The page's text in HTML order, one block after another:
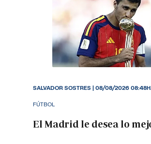
FÚTBOL
El Madrid le desea lo
SALVADOR SOSTRES |08/08/2026